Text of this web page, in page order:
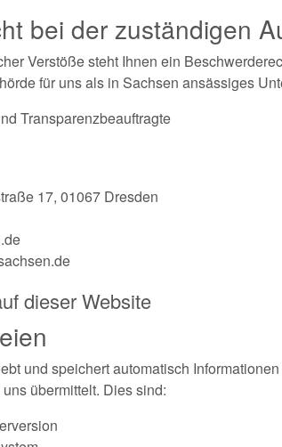
bei der zuständigen
Verstöße steht Ihnen ein
für uns als in Sachsen ansässiges
Transparenzbeauftragte
17, 01067 Dresden
dieser Website
und speichert automatisch
übermittelt. Dies sind: